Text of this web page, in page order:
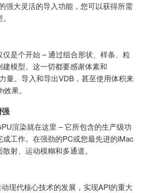
强大灵活的导入功能，您可以获得所需
仅是个开始 – 通过组合形状、样条、粒
建模型。这一切都要感谢体素和
量。导入和导出VDB，甚至使用体积来
果。
渲染就在这里 – 它所包含的生产级功
成工作。在强劲的PC或您最先进的iMac
射、运动模糊和多通道。
现代核心技术的发展，实现API的重大